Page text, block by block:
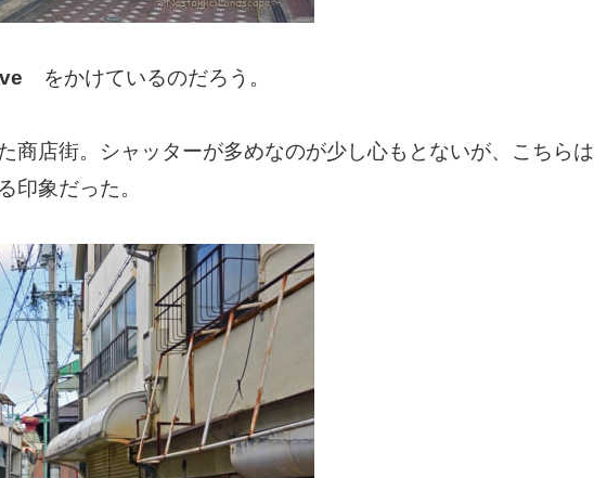
をかけているのだろう。
商店街。シャッターが多めなのが少し心もとないが、こちらは
印象だった。